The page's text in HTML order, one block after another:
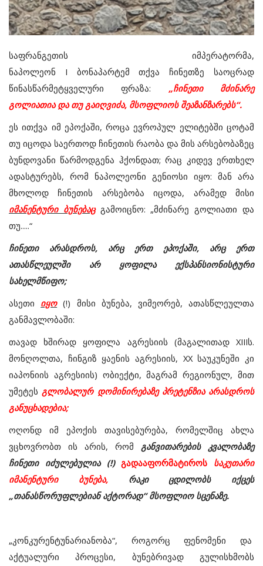
საფრანგეთის იმპერატორმა,
ნაპოლეონ I ბონაპარტემ თქვა ჩინეთზე საოცრად
წინასწარმეტყველური ფრაზა: „ჩინეთი მძინარე
გოლიათია და თუ გაიღვიძა, მსოფლიოს შეაზანზარებს“.
ეს ითქვა იმ ეპოქაში, როცა ევროპულ ელიტებში ცოტამ
თუ იცოდა საერთოდ ჩინეთის რაობა და მის არსებობაზეც
ბუნდოვანი წარმოდგენა ჰქონდათ; რაც კიდევ ერთხელ
ადასტურებს, რომ ნაპოლეონი გენიოსი იყო: მან არა
მხოლოდ ჩინეთის არსებობა იცოდა, არამედ მისი
იმანენტური ბუნებაცგამოიცნო: „მძინარე გოლიათი და
თუ.....“
ჩინეთი არასდროს, არც ერთ ეპოქაში, არც ერთ
ათასწლეულში არ ყოფილა ექსპანსიონისტური
სახელმწიფო;
ასეთი იყო(!) მისი ბუნება, ვიმეორებ, ათასწლეულთა
განმავლობაში:
თავად ხშირად ყოფილა აგრესიის (მაგალითად XIIIს.
მონღოლთა, ჩინგიზ ყაენის აგრესიის, XX საუკუნეში კი
იაპონიის აგრესიის) ობიექტი, მაგრამ რეგიონულ, მით
უმეტესგლობალურ დომინირებაზე პრეტენზია არასდროს
განუცხადებია;
ოღონდ იმ ეპოქის თავისებურება, რომელშიც ახლა
ვცხოვრობთ ის არის, რომ განვითარების კვალობაზე
ჩინეთი იძულებულია (!)გადააფორმატიროს საკუთარი
იმანენტური ბუნება,რაკი ცდილობს იქცეს
„თანასწორუფლებიან აქტორად“ მსოფლიო სცენაზე.
„კონკურენტუნარიანობა“, როგორც ფენომენი და
აქტუალური პროცესი, ბუნებრივად გულისხმობს